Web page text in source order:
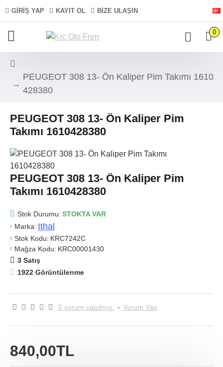
GIRIŞ YAP KAYIT OL BIZE ULAŞIN
0
PEUGEOT 308 13- Ön Kaliper Pim Takımı 1610
428380
PEUGEOT 308 13- Ön Kaliper Pim
Takımı 1610428380
PEUGEOT 308 13- Ön Kaliper Pim
Takımı 1610428380
Stok Durumu: STOKTA VAR
Marka: Ithal
Stok Kodu: KRC7242C
Mağza Kodu: KRC00001430
3 Satış
1922 Görüntülenme
0 yorum yapılmış. - Yorum Yap
840,00TL